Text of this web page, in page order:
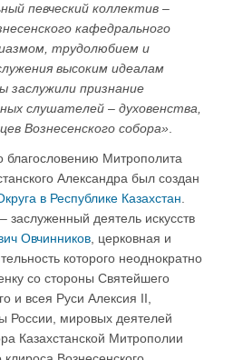
певческий коллектив –
кафедрального
трудолюбием и
высоким идеалам
заслужили признание
слушателей – духовенства,
Вознесенского собора».
благословению Митрополита
Александра был создан
в Республике Казахстан.
заслуженный деятель искусств
Овчинников, церковная и
которого неоднократно
со стороны Святейшего
и всея Руси Алексия II,
России, мировых деятелей
Казахстанской Митрополии